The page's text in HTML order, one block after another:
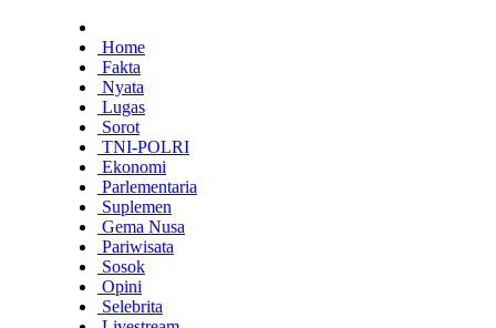
Home
Fakta
Nyata
Lugas
Sorot
TNI-POLRI
Ekonomi
Parlementaria
Suplemen
Gema Nusa
Pariwisata
Sosok
Opini
Selebrita